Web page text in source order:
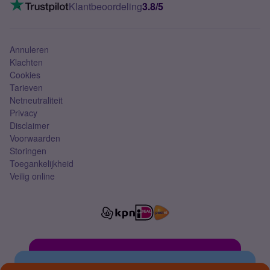
Mobiel abonnement
Klantbeoordeling3.8/5
Annuleren
Klachten
Cookies
Tarieven
Netneutraliteit
Privacy
Disclaimer
Voorwaarden
Storingen
Toegankelijkheid
Veilig online